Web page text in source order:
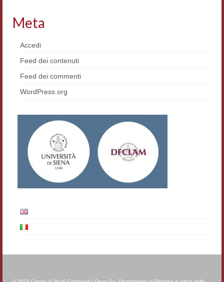
Meta
Accedi
Feed dei contenuti
Feed dei commenti
WordPress.org